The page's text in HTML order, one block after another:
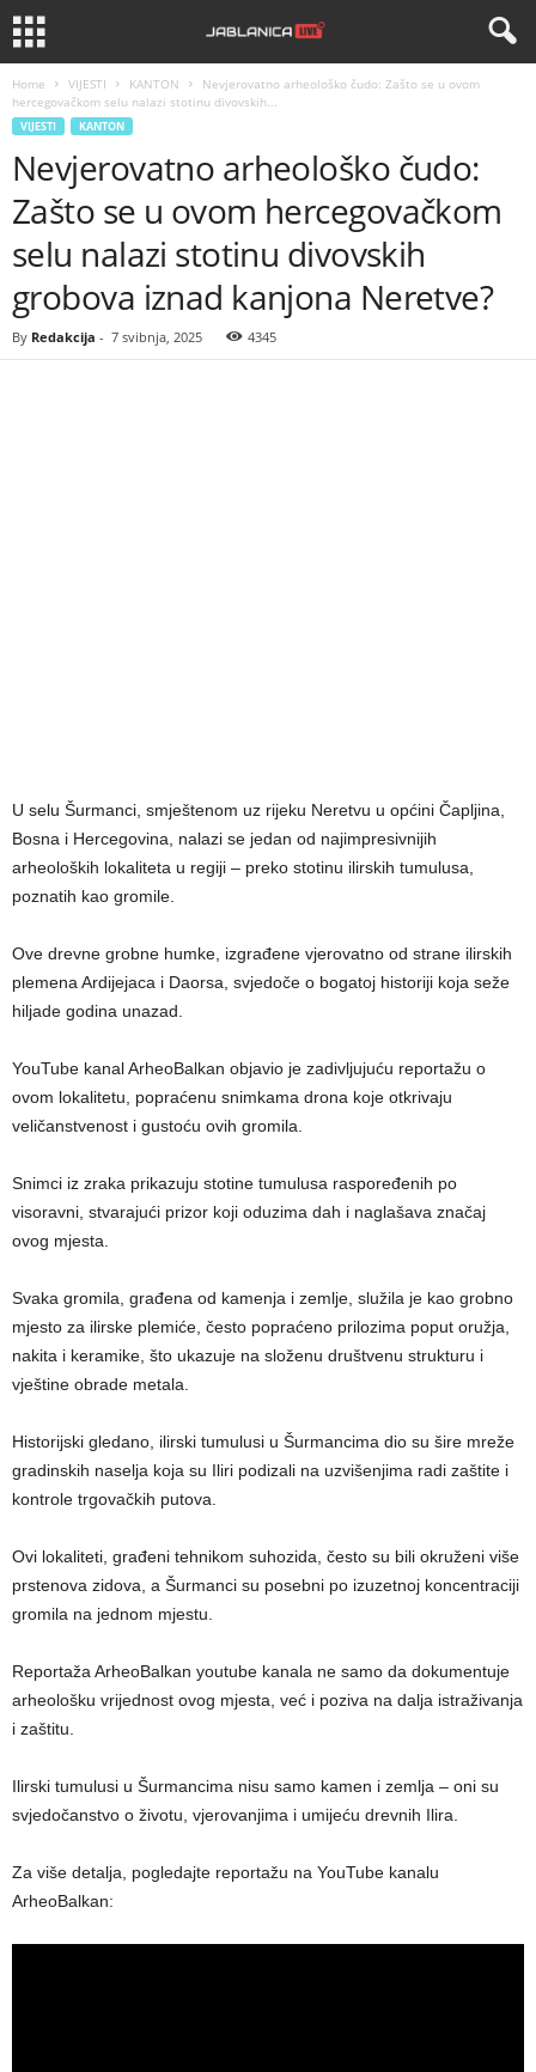
Home VIJESTI KANTON
Nevjerovatno arheološko čudo: Zašto se u ovom
hercegovačkom selu nalazi stotinu divovskih...
VIJESTI KANTON
Nevjerovatno arheološko čudo:
Zašto se u ovom hercegovačkom
selu nalazi stotinu divovskih
grobova iznad kanjona Neretve?
By Redakcija - 7 svibnja, 2025 4345
U selu Šurmanci, smještenom uz rijeku Neretvu u općini Čapljina,
Bosna i Hercegovina, nalazi se jedan od najimpresivnijih
arheoloških lokaliteta u regiji – preko stotinu ilirskih tumulusa,
poznatih kao gromile.
Ove drevne grobne humke, izgrađene vjerovatno od strane ilirskih
plemena Ardijejaca i Daorsa, svjedoče o bogatoj historiji koja seže
hiljade godina unazad.
YouTube kanal ArheoBalkan objavio je zadivljujuću reportažu o
ovom lokalitetu, popraćenu snimkama drona koje otkrivaju
veličanstvenost i gustoću ovih gromila.
Snimci iz zraka prikazuju stotine tumulusa raspoređenih po
visoravni, stvarajući prizor koji oduzima dah i naglašava značaj
ovog mjesta.
Svaka gromila, građena od kamenja i zemlje, služila je kao grobno
mjesto za ilirske plemiće, često popraćeno prilozima poput oružja,
nakita i keramike, što ukazuje na složenu društvenu strukturu i
vještine obrade metala.
Historijski gledano, ilirski tumulusi u Šurmancima dio su šire mreže
gradinskih naselja koja su Iliri podizali na uzvišenjima radi zaštite i
kontrole trgovačkih putova.
Ovi lokaliteti, građeni tehnikom suhozida, često su bili okruženi više
prstenova zidova, a Šurmanci su posebni po izuzetnoj koncentraciji
gromila na jednom mjestu.
Reportaža ArheoBalkan youtube kanala ne samo da dokumentuje
arheološku vrijednost ovog mjesta, već i poziva na dalja istraživanja
i zaštitu.
Ilirski tumulusi u Šurmancima nisu samo kamen i zemlja – oni su
svjedočanstvo o životu, vjerovanjima i umijeću drevnih Ilira.
Za više detalja, pogledajte reportažu na YouTube kanalu
ArheoBalkan: